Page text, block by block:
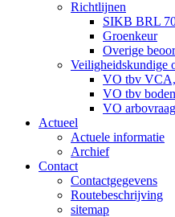
Richtlijnen
SIKB BRL
Groenkeur
Overige
Veiligheidskundige
VO tbv
VO tbv
VO
Actueel
Actuele informatie
Archief
Contact
Contactgegevens
Routebeschrijving
sitemap